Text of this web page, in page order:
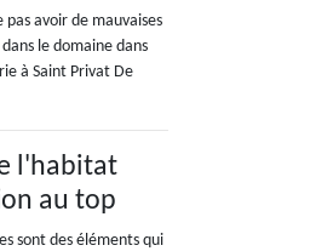
avoir de mauvaises
le domaine dans
à Saint Privat De
l'habitat
au top
sont des éléments qui